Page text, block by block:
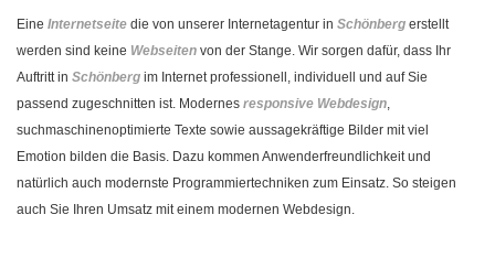
Eine Internetseite die von unserer Internetagentur in Schönberg erstellt
werden sind keine Webseiten von der Stange. Wir sorgen dafür, dass Ihr
Auftritt in Schönberg im Internet professionell, individuell und auf Sie
passend zugeschnitten ist. Modernes responsive Webdesign,
suchmaschinenoptimierte Texte sowie aussagekräftige Bilder mit viel
Emotion bilden die Basis. Dazu kommen Anwenderfreundlichkeit und
natürlich auch modernste Programmiertechniken zum Einsatz. So steigen
auch Sie Ihren Umsatz mit einem modernen Webdesign.